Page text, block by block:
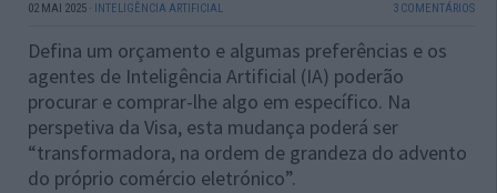
02 MAI 2025 · INTELIGÊNCIA ARTIFICIAL 3 COMENTÁRIOS
Defina um orçamento e algumas preferências e os
agentes de Inteligência Artificial (IA) poderão
procurar e comprar-lhe algo em específico. Na
perspetiva da Visa, esta mudança poderá ser
“transformadora, na ordem de grandeza do advento
do próprio comércio eletrónico”.